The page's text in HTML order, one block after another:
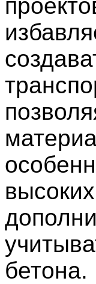
бетона.